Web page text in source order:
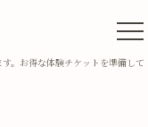
。お得な体験チケットを準備して